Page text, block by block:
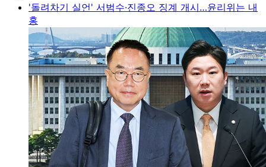
'돌려차기 실언' 서범수·진종오 징계 개시…윤리위는 내
홍